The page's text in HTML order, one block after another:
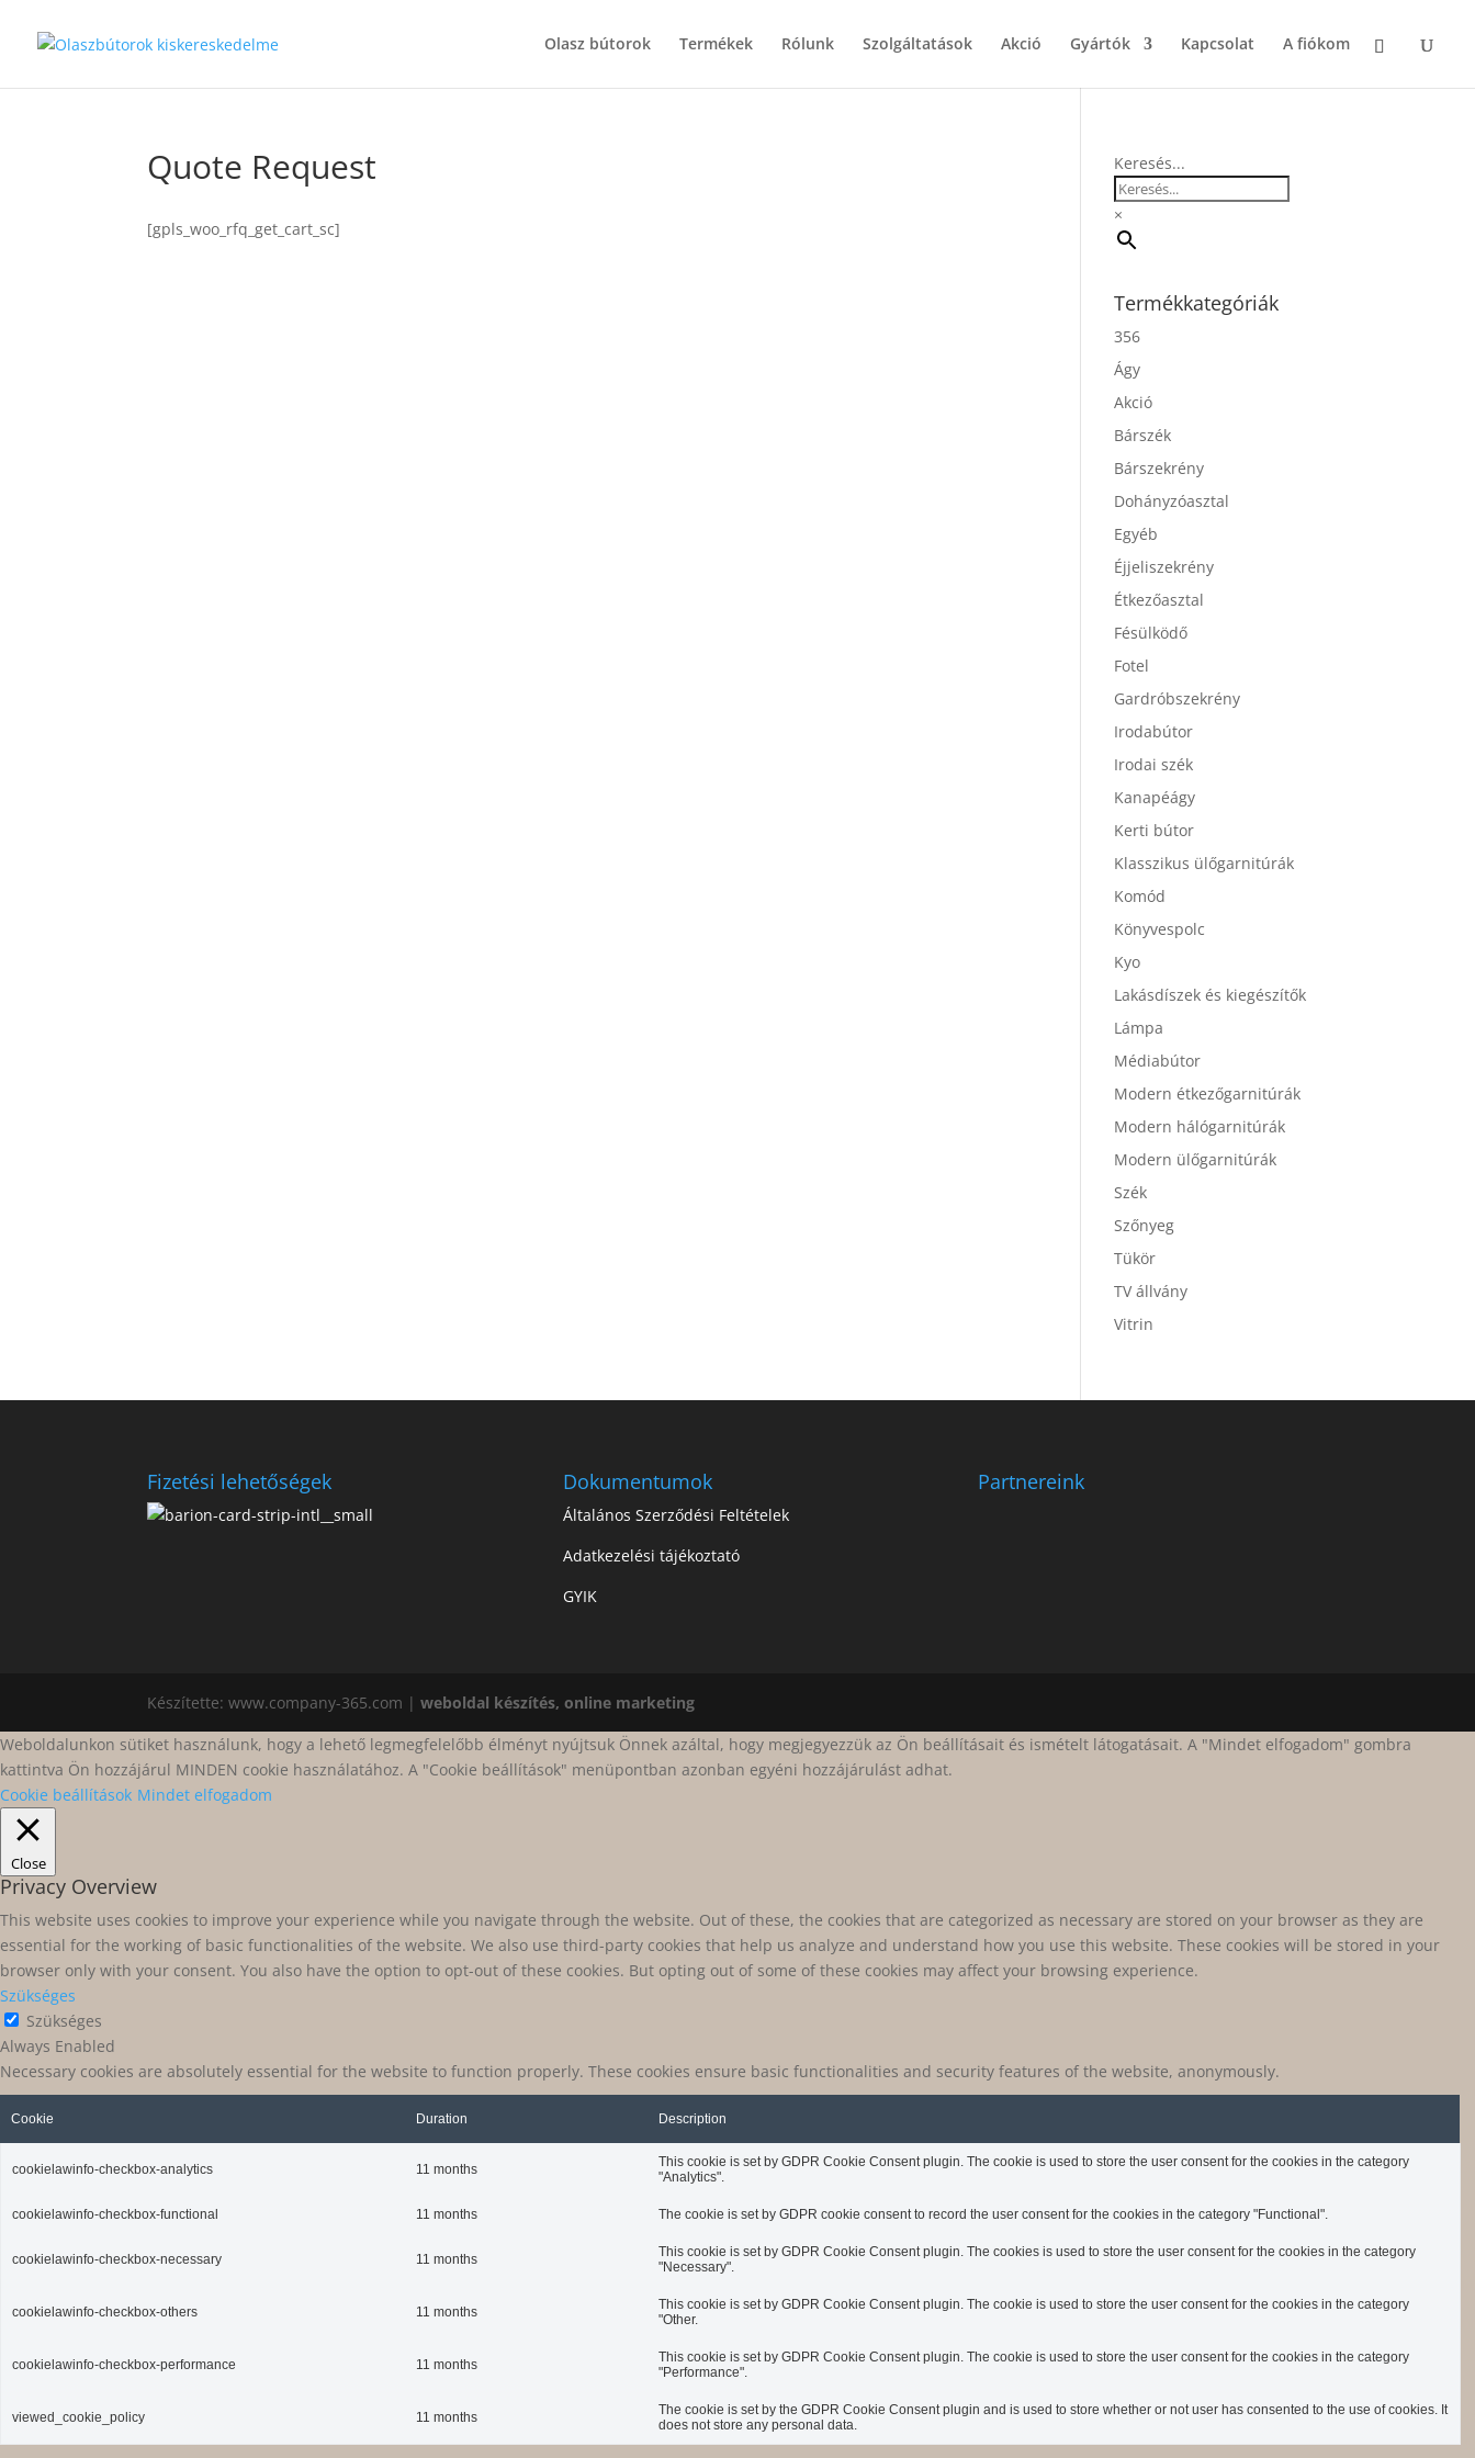
Olasz bútorok Termékek Rólunk Szolgáltatások Akció Gyártók Kapcsolat A fiókom
Quote Request
[gpls_woo_rfq_get_cart_sc]
Keresés...
×
Termékkategóriák
356
Ágy
Akció
Bárszék
Bárszekrény
Dohányzóasztal
Egyéb
Éjjeliszekrény
Étkezőasztal
Fésülködő
Fotel
Gardróbszekrény
Irodabútor
Irodai szék
Kanapéágy
Kerti bútor
Klasszikus ülőgarnitúrák
Komód
Könyvespolc
Kyo
Lakásdíszek és kiegészítők
Lámpa
Médiabútor
Modern étkezőgarnitúrák
Modern hálógarnitúrák
Modern ülőgarnitúrák
Szék
Szőnyeg
Tükör
TV állvány
Vitrin
Fizetési lehetőségek Dokumentumok
Általános Szerződési Feltételek
Adatkezelési tájékoztató
GYIK
Partnereink
Készítette: www.company-365.com |weboldal készítés, online marketing
Weboldalunkon sütiket használunk, hogy a lehető legmegfelelőbb élményt nyújtsuk Önnek azáltal, hogy megjegyezzük az Ön beállításait és ismételt látogatásait. A "Mindet elfogadom" gombra
kattintva Ön hozzájárul MINDEN cookie használatához. A "Cookie beállítások" menüpontban azonban egyéni hozzájárulást adhat.
Cookie beállítások Mindet elfogadom
Close
Privacy Overview
This website uses cookies to improve your experience while you navigate through the website. Out of these, the cookies that are categorized as necessary are stored on your browser as they are
essential for the working of basic functionalities of the website. We also use third-party cookies that help us analyze and understand how you use this website. These cookies will be stored in your
browser only with your consent. You also have the option to opt-out of these cookies. But opting out of some of these cookies may affect your browsing experience.
Szükséges
Szükséges
Always Enabled
Necessary cookies are absolutely essential for the website to function properly. These cookies ensure basic functionalities and security features of the website, anonymously.
Cookie Duration Description
cookielawinfo-checkbox-analytics 11 months
This cookie is set by GDPR Cookie Consent plugin. The cookie is used to store the user consent for the cookies in the category
"Analytics".
cookielawinfo-checkbox-functional 11 months The cookie is set by GDPR cookie consent to record the user consent for the cookies in the category "Functional".
cookielawinfo-checkbox-necessary 11 months
This cookie is set by GDPR Cookie Consent plugin. The cookies is used to store the user consent for the cookies in the category
"Necessary".
cookielawinfo-checkbox-others 11 months
This cookie is set by GDPR Cookie Consent plugin. The cookie is used to store the user consent for the cookies in the category
"Other.
cookielawinfo-checkbox-performance 11 months
This cookie is set by GDPR Cookie Consent plugin. The cookie is used to store the user consent for the cookies in the category
"Performance".
viewed_cookie_policy 11 months
The cookie is set by the GDPR Cookie Consent plugin and is used to store whether or not user has consented to the use of cookies. It
does not store any personal data.